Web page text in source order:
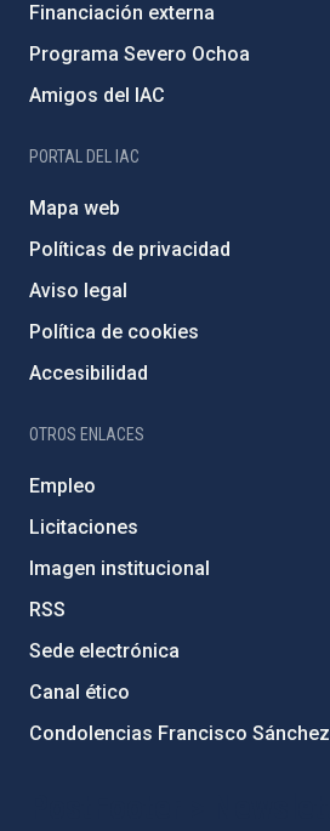
Financiación externa
Programa Severo Ochoa
Amigos del IAC
PORTAL DEL IAC
Mapa web
Políticas de privacidad
Aviso legal
Política de cookies
Accesibilidad
OTROS ENLACES
Empleo
Licitaciones
Imagen institucional
RSS
Sede electrónica
Canal ético
Condolencias Francisco Sánchez